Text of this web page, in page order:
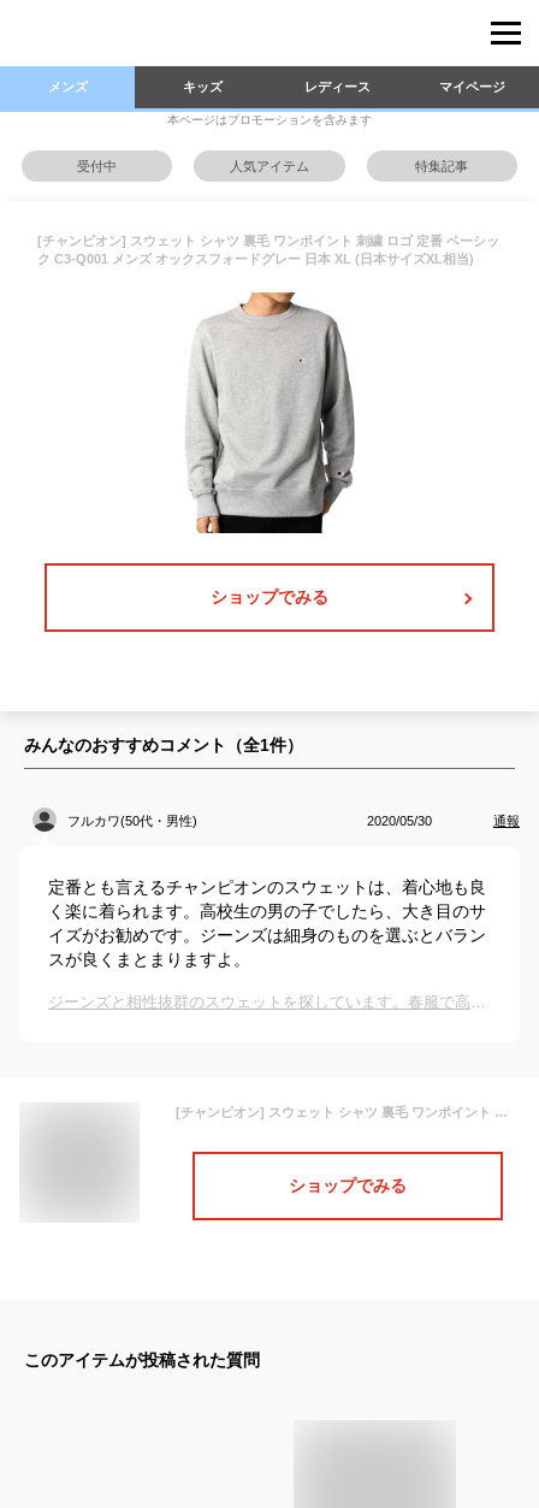
メンズ キッズ レディース マイページ
本ページはプロモーションを含みます
受付中 人気アイテム 特集記事
[チャンピオン] スウェット シャツ 裏毛 ワンポイント 刺繍 ロゴ 定番 ベーシッ
ク C3-Q001 メンズ オックスフォードグレー 日本 XL (日本サイズXL相当)
ショップでみる
みんなのおすすめコメント（全1件）
フルカワ(50代・男性) 2020/05/30 通報
定番とも言えるチャンピオンのスウェットは、着心地も良
く楽に着られます。高校生の男の子でしたら、大き目のサ
イズがお勧めです。ジーンズは細身のものを選ぶとバラン
スが良くまとまりますよ。
ジーンズと相性抜群のスウェットを探しています。春服で高校生におすすめのものを教えて下さい！
[チャンピオン] スウェット シャツ 裏毛 ワンポイント 刺繍 ロゴ 定番 ベーシック C3-Q001 メンズ オックスフォードグレー 日本 XL (日本サイズXL相当)
ショップでみる
このアイテムが投稿された質問